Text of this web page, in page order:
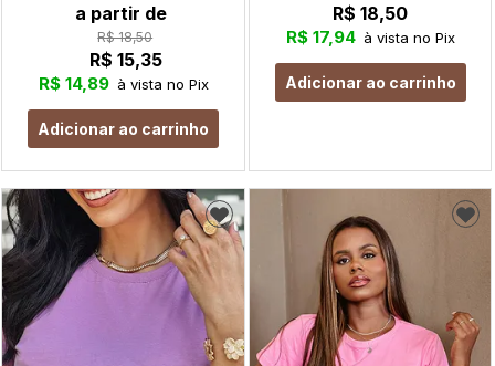
a partir de
R$ 18,50
R$ 15,35
R$ 14,89 à vista no Pix
Adicionar ao carrinho
R$ 18,50
R$ 17,94 à vista no Pix
Adicionar ao carrinho